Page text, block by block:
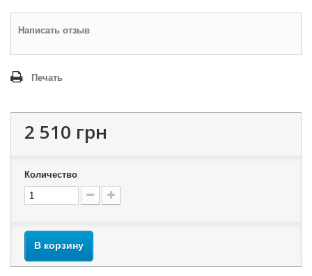
Написать отзыв
Печать
2 510 грн
Количество
В корзину